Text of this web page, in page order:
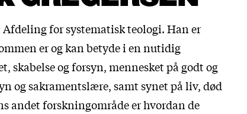
Afdeling for systematisk teologi. Han er
er og kan betyde i en nutidig
skabelse og forsyn, mennesket på godt og
og sakramentslære, samt synet på liv, død
andet forskningområde er hvordan de